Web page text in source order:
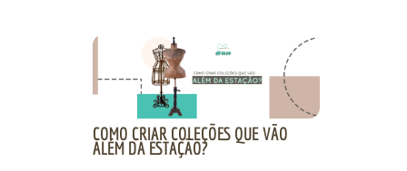
COMO CRIAR COLEÇÕES QUE VÃO
ALÉM DA ESTAÇÃO?